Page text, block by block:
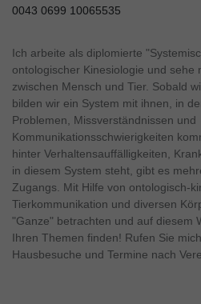
0043 0699 10065535
Ich arbeite als diplomierte
ontologischer Kinesiologie und sehe
zwischen Mensch und Tier. Sobald
bilden wir ein System mit ihnen, in
Problemen, Missverständnissen und
Kommunikationsschwierigkeiten
hinter Verhaltensauffälligkeiten,
in diesem System steht, gibt es
Zugangs. Mit Hilfe von ontologisch-
Tierkommunikation und diversen
"Ganze" betrachten und auf diesem
Ihren Themen finden! Rufen Sie
Hausbesuche und Termine nach